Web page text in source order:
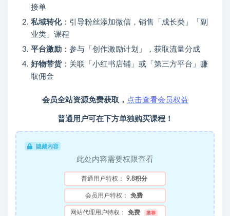
接单
私域转化：引导粉丝添加微信，销售「成长类」「副
业类」课程
平台激励 ：参与「创作激励计划」，获取流量分成
好物带货：关联「小红书店铺」或「第三方平台」赚
取佣金
会员全站资源免费获取， 点击查看会员权益
普通用户可在下方单独购买课程！
隐藏内容
此处内容需要权限查看
普通用户特权： 9.8积分
会员用户特权： 免费
网站代理用户特权： 免费 推荐